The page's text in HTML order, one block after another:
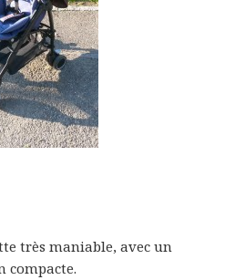
très maniable, avec un
compacte.